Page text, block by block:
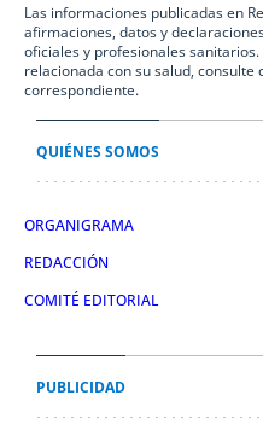
Las informaciones publicadas en
afirmaciones, datos y
oficiales y profesionales
relacionada con su salud,
correspondiente.
QUIÉNES SOMOS
ORGANIGRAMA
REDACCIÓN
COMITÉ EDITORIAL
PUBLICIDAD